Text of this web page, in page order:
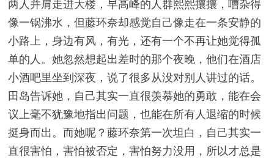
两人并肩走进大楼，早高峰的人群熙熙攘攘，嘈杂得
像一锅沸水，但藤环奈却感觉自己像走在一条安静的
小路上，身边有风，有光，还有一个不再让她觉得孤
单的人。她忽然想起出差时的那个夜晚，他们在酒店
小酒吧里坐到深夜，说了很多从没对别人讲过的话。
田岛告诉她，自己其实一直很羡慕她的勇敢，能在会
议上毫不犹豫地指出问题，也能在所有人退缩的时候
挺身而出。而她呢？藤环奈第一次坦白，自己其实一
直很害怕，害怕被否定，害怕努力没用，所以才总是